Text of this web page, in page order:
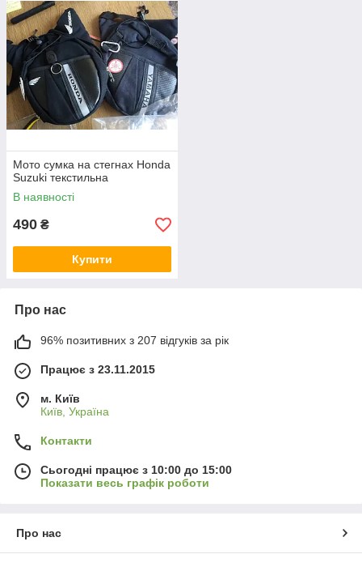
Мото сумка на стегнах Honda
Suzuki текстильна
В наявності
490 ₴
Купити
Про нас
96% позитивних з 207 відгуків за рік
Працює з 23.11.2015
м. Київ
Київ, Україна
Контакти
Сьогодні працює з 10:00 до 15:00
Показати весь графік роботи
Про нас